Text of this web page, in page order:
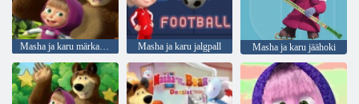
Masha ja karu märkasid vahet Masha ja karu jalgpall Masha ja karu jäähoki